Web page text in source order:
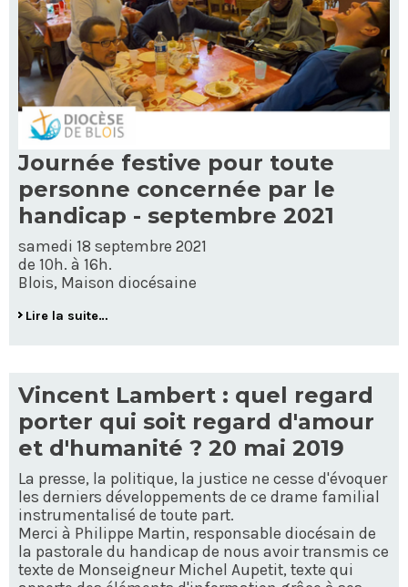
Journée festive pour toute
personne concernée par le
handicap - septembre 2021
samedi 18 septembre 2021
de 10h. à 16h.
Blois, Maison diocésaine
Lire la suite…
Vincent Lambert : quel regard
porter qui soit regard d'amour
et d'humanité ? 20 mai 2019
La presse, la politique, la justice ne cesse d'évoquer
les derniers développements de ce drame familial
instrumentalisé de toute part.
Merci à Philippe Martin, responsable diocésain de
la pastorale du handicap de nous avoir transmis ce
texte de Monseigneur Michel Aupetit, texte qui